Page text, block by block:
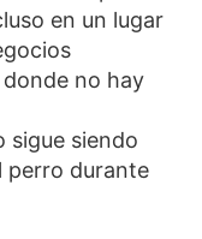
en un lugar
no hay
sigue siendo
perro durante